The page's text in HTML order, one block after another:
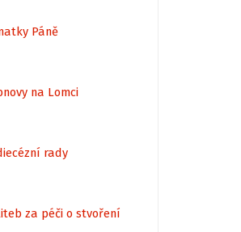
Páně
na Lomci
rady
za péči o stvoření